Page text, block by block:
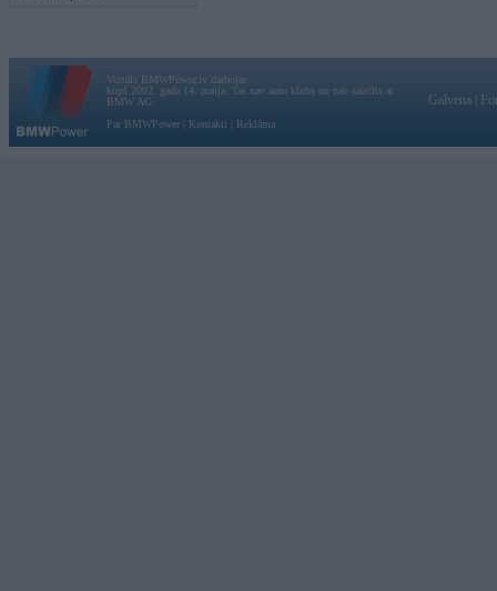
Vortāls BMWPower.lv darbojas
kopš 2002. gada 14. maija. Tas nav auto klubs un nav saistīts ar
BMW AG.
Par BMWPower
Kontakti Reklāma
Galvena